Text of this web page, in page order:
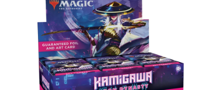
hviezdičiek.